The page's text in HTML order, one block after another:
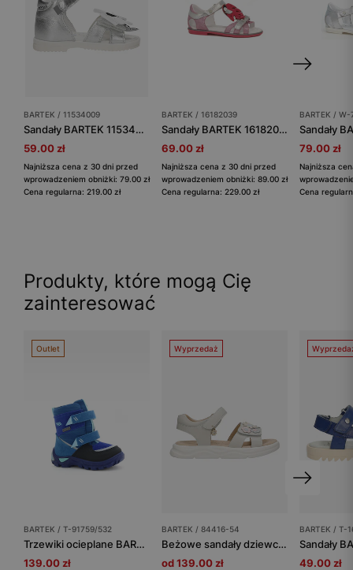
BARTEK / 11534009
Sandały BARTEK 11534009, dla dziewcząt, srebrny
59.00 zł
Najniższa cena z 30 dni przed
wprowadzeniem obniżki: 79.00 zł
Cena regularna: 219.00 zł
BARTEK / 16182039
Sandały BARTEK 16182039, dla dziewcząt, różowo-srebrny
69.00 zł
Najniższa cena z 30 dni przed
wprowadzeniem obniżki: 89.00 zł
Cena regularna: 229.00 zł
BARTEK / W-
79.00 zł
Najniższa
Cena
Produkty, które mogą Cię
zainteresować
Outlet
BARTEK / T-91759/532
Trzewiki ocieplane BARTEK T-91759/532, dla chłopców, niebieski
139.00 zł
Wyprzedaż
BARTEK / 84416-54
Beżowe sandały dziewczęce z kwiatami BARTEK 84416-54
od 139.00 zł
BARTEK / T-
49.00 zł